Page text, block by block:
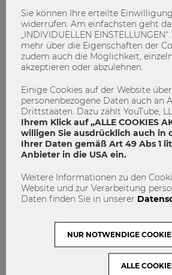
Event online freigegeben! Erfahre
Entrepreneurship Avenueoder auf
Instagram.
WU Gründungszentrum
admin
Sie können Ihre erteilte
widerrufen. Am einfachsten geht
„INDIVIDUELLEN
mehr über die Eigenschaften der
zudem auch die Möglichkeit,
akzeptieren oder abzulehnen.
Einige Cookies auf der Website
personenbezogene Daten auch an
Drittstaaten. Dazu zählt YouTube,
Ihrem Klick auf „ALLE COOKIES
willigen Sie ausdrücklich auch in
Ihrer Daten gemäß Art 49 Abs 1 lit
Anbieter in die USA ein.
Weitere Informationen zu den
Website und zur Verarbeitung
Daten finden Sie in unserer
NUR NOTWENDIGE
ALLE